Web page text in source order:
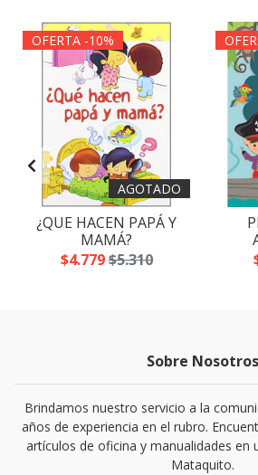
OFERTA -10%
AGOTADO
¿QUE HACEN PAPÁ Y
MAMÁ?
$4.779$5.310
Sobre Nosotros
Brindamos nuestro servicio a la
años de experiencia en el rubro.
artículos de oficina y manualidades en
Mataquito.